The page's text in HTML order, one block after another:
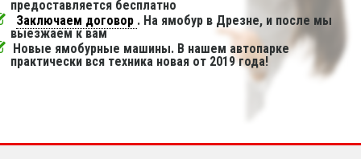
предоставляется бесплатно
Заключаем договор . На ямобур в Дрезне, и после мы
выезжаем к вам
Новые ямобурные машины. В нашем автопарке
практически вся техника новая от 2019 года!